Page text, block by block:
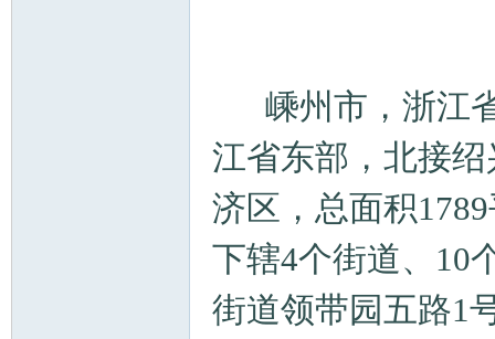
嵊州市，浙江
江省东部，北接
济区，总面积
下辖4个街道、10
街道领带园五路1